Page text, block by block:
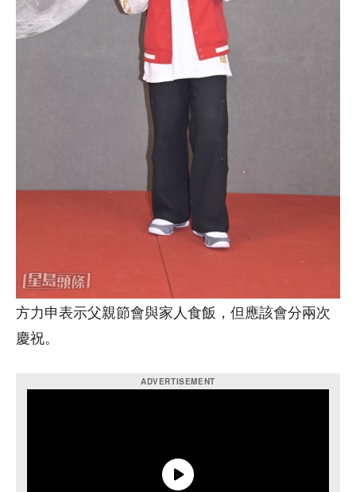
方力申表示父親節會與家人食飯，但應該會分兩次
慶祝。